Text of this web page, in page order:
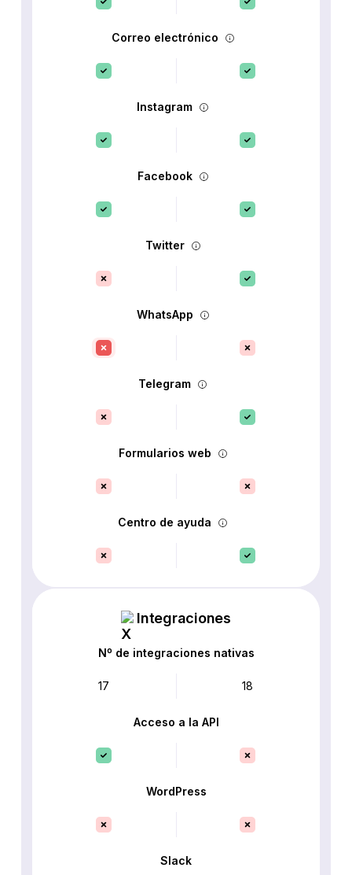
Correo electrónico
Instagram
Facebook
Twitter
WhatsApp
Telegram
Formularios web
Centro de ayuda
Integraciones
Nº de integraciones nativas
17 18
Acceso a la API
WordPress
Slack